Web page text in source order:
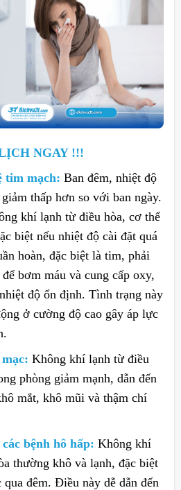
NGAY !!!
tim mạch: Ban đêm, nhiệt độ
thấp hơn so với ban ngày.
khí lạnh từ điều hòa, cơ thể
biệt nếu nhiệt độ cài đặt quá
hoàn, đặc biệt là tim, phải
bơm máu và cung cấp oxy,
độ ổn định. Tình trạng này
ở cường độ cao gây áp lực
Không khí lạnh từ điều
phòng giảm mạnh, dẫn đến
mắt, khô mũi và thậm chí
bệnh hô hấp: Không khí
thường khô và lạnh, đặc biệt
đêm. Điều này dễ dẫn đến